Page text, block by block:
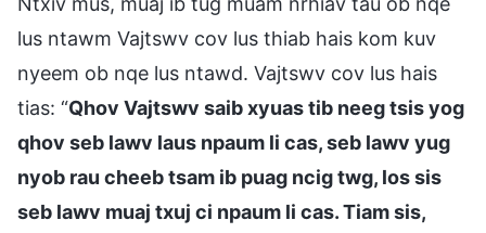
lus ntawm Vajtswv cov lus thiab hais kom kuv
nyeem ob nqe lus ntawd. Vajtswv cov lus hais
tias: “Qhov Vajtswv saib xyuas tib neeg tsis yog
qhov seb lawv laus npaum li cas, seb lawv yug
nyob rau cheeb tsam ib puag ncig twg, los sis
seb lawv muaj txuj ci npaum li cas. Tiam sis,